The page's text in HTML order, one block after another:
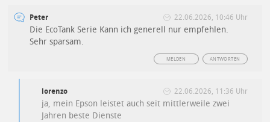
Peter 22.06.2026, 10:46 Uhr
Die EcoTank Serie Kann ich generell nur empfehlen.
Sehr sparsam.
ANTWORTEN
MELDEN
lorenzo 22.06.2026, 11:36 Uhr
ja, mein Epson leistet auch seit mittlerweile zwei
Jahren beste Dienste